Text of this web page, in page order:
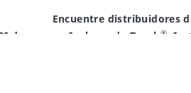
de
Encuentre distribuidores
Incluyendo Tyvek ® ,